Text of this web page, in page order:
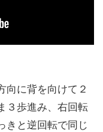
向に背を向けて２
３歩進み、右回転
きと逆回転で同じ